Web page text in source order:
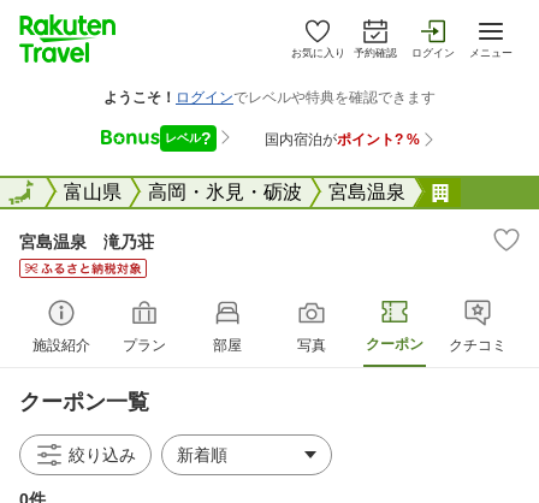
お気に入り 予約確認 ログイン メニュー
全国富山県 高岡・氷見・砺波 宮島温泉
全国
宮島温泉 滝乃荘
施設紹介 プラン 部屋 写真 クーポン クチコミ
クーポン一覧
絞り込み